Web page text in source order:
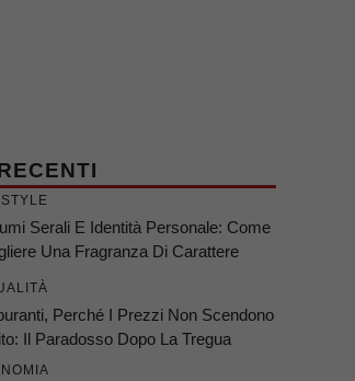
Serali E Identità Personale: Come
Una Fragranza Di Carattere
Perché I Prezzi Non Scendono
Il Paradosso Dopo La Tregua